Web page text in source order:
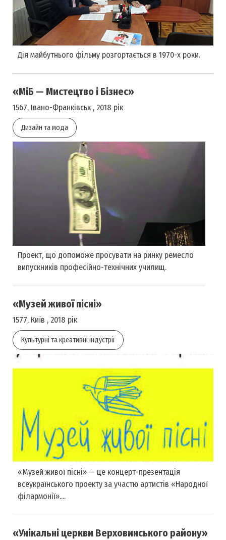
Дія майбутнього фільму розгортається в 1970-х роки.
«МіБ — Мистецтво і Бізнес»
1567, Івано-Франківськ , 2018 рік
Дизайн та мода
Проект, що допоможе просувати на ринку ремесло
випускників професійно-технічних училищ.
«Музей живої пісні»
1577, Київ , 2018 рік
Культурні та креативні індустрії
«Музей живої пісні» — це концерт-презентація
всеукраїнського проекту за участю артистів «Народної
філармонії»....
«Унікальні церкви Верховинського району»